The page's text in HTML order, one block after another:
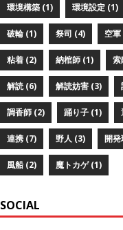
環境構築 (1) 環境設定 (1)
破輪 (1) 祭司 (4) 空
粘着 (2) 納棺師 (1) 索
解読 (6) 解読妨害 (3)
調香師 (2) 踊り子 (1)
連携 (7) 野人 (3) 開
風船 (2) 魔トカゲ (1)
SOCIAL